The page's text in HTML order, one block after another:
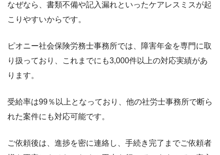
なぜなら、書類不備や記入漏れといったケアレスミスが起
こりやすいからです。
ピオニー社会保険労務士事務所では、障害年金を専門に取
り扱っており、これまでにも3,000件以上の対応実績があ
ります。
受給率は99％以上となっており、他の社労士事務所で断ら
れた案件にも対応可能です。
ご依頼後は、進捗を密に連絡し、手続き完了までご依頼者